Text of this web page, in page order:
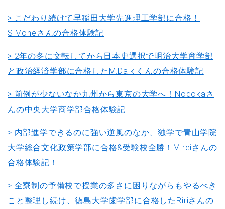
> こだわり続けて早稲田大学先進理工学部に合格！
S.Moneさんの合格体験記
> 2年の冬に文転してから日本史選択で明治大学商学部
と政治経済学部に合格したM.Daikiくんの合格体験記
> 前例が少ないなか九州から東京の大学へ！Nodokaさ
んの中央大学商学部合格体験記
> 内部進学できるのに強い逆風のなか、独学で青山学院
大学総合文化政策学部に合格&受験校全勝！Mireiさんの
合格体験記！
> 全寮制の予備校で授業の多さに困りながらもやるべき
こと整理し続け、徳島大学歯学部に合格したRiriさんの